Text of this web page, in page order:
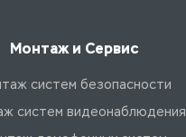
Монтаж и Сервис
систем безопасности
систем видеонаблюдения